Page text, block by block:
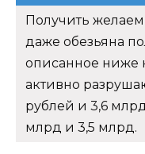
Получить
даже обезьяна
описанное ниже
активно
рублей и 3,6
млрд и 3,5 млрд.